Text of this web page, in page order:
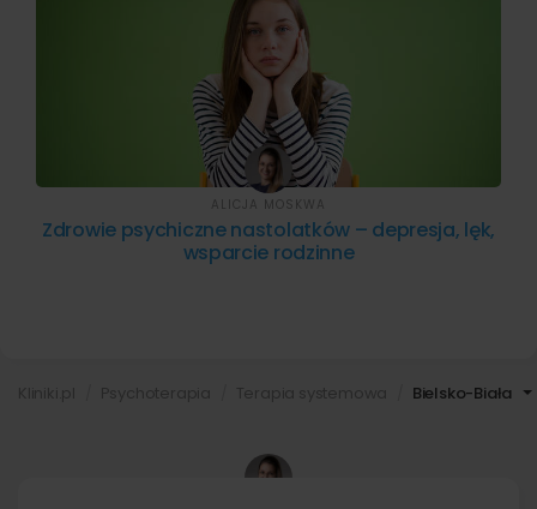
Bielsko-Biała
Zdrowie psychiczne nastolatków – depresja, lęk,
wsparcie rodzinne
ALICJA MOSKWA